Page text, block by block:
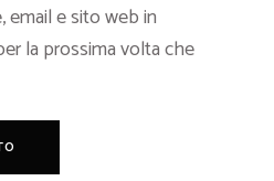
email e sito web in
la prossima volta che